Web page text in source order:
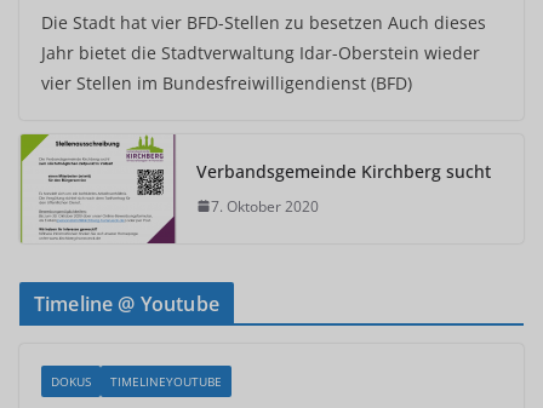
Die Stadt hat vier BFD-Stellen zu besetzen Auch dieses
Jahr bietet die Stadtverwaltung Idar-Oberstein wieder
vier Stellen im Bundesfreiwilligendienst (BFD)
Verbandsgemeinde Kirchberg sucht
7. Oktober 2020
Timeline @ Youtube
DOKUS TIMELINEYOUTUBE